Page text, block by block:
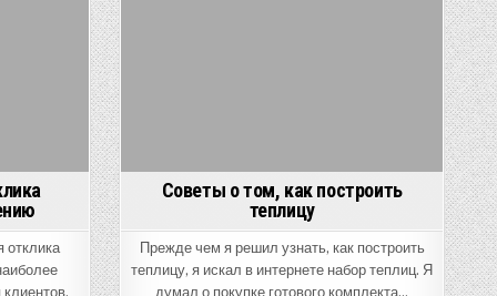
отклика
Советы о том, как построить
теплицу
Прежде чем я решил узнать, как построить
теплицу, я искал в интернете набор теплиц. Я
думал о покупке готового комплекта…